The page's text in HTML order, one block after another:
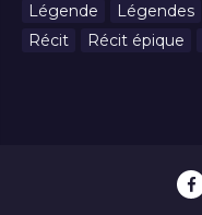
Légende
Légendes
Récit
Récit épique